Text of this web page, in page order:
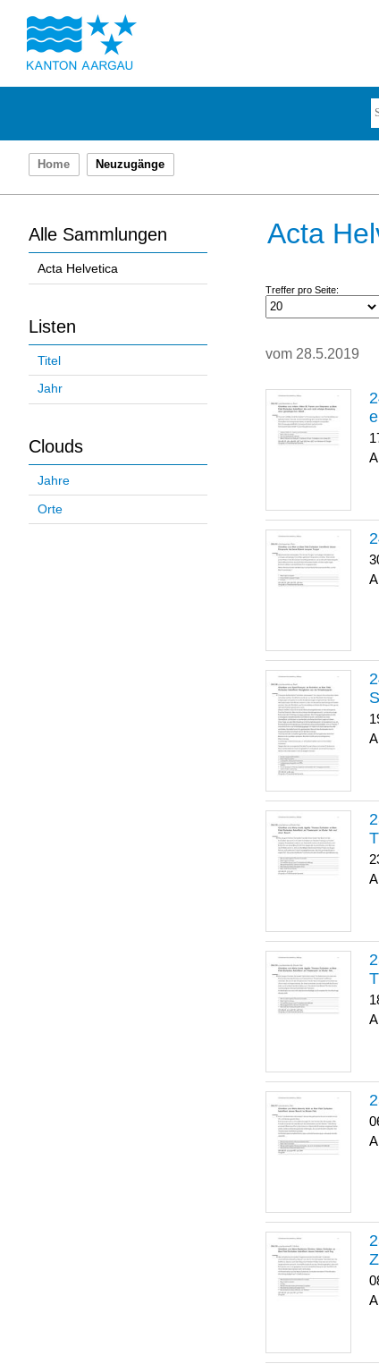
Home Neuzugänge
Alle Sammlungen
Acta Helvetica
Listen
Titel
Jahr
Clouds
Jahre
Orte
Acta
Treffer pro Seite:
vom 28.5.2019